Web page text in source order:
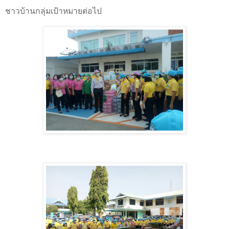
ชาวบ้านกลุ่มเป้าหมายต่อไป